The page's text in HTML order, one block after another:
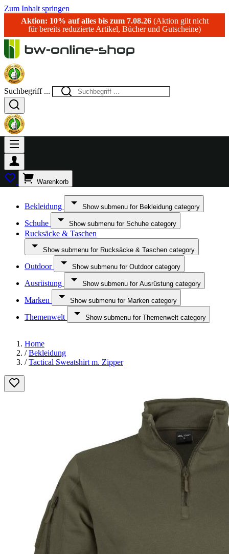
Zum Inhalt springen
Aktion: 10% auf alles bis zum 7.08.26(Aktion gilt nicht
für bereits reduzierte Artikel, Bücher und Gutscheine)
Suchbegriff ...
Warenkorb
Bekleidung Show submenu for Bekleidung category
Schuhe Show submenu for Schuhe category
Rucksäcke & Taschen
Show submenu for Rucksäcke & Taschen category
Outdoor Show submenu for Outdoor category
Ausrüstung Show submenu for Ausrüstung category
Marken Show submenu for Marken category
Themenwelt Show submenu for Themenwelt category
Home
/ Bekleidung
/ Tactical Sweatshirt m. Zipper